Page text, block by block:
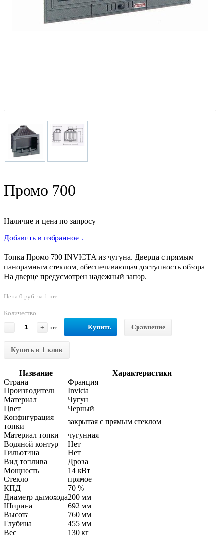
Промо 700
Наличие и цена по запросу
Добавить в избранное ←
Топка Промо 700 INVICTA из чугуна. Дверца с прямым
панорамным стеклом, обеспечивающая доступность обзора.
На дверце предусмотрен надежный запор.
Цена 0 руб. за 1 шт
Количество
-
+ шт Купить Сравнение
Купить в 1 клик
Название
Характеристики
Страна
Франция
Производитель
Invicta
Материал
Чугун
Цвет
Черный
Конфигурация
топки
закрытая с прямым стеклом
Материал топки
чугунная
Водяной контур
Нет
Гильотина
Нет
Вид топлива
Дрова
Мощность
14 кВт
Стекло
прямое
КПД
70 %
Диаметр дымохода200 мм
Ширина
692 мм
Высота
760 мм
Глубина
455 мм
Вес
130 кг